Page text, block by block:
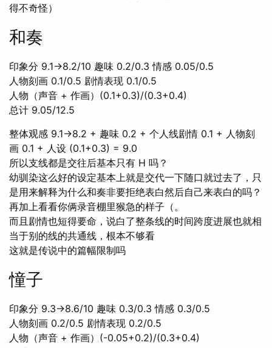
得不奇怪）
和奏
印象分 9.1→8.2/10 趣味 0.2/0.3 情感 0.05/0.5
人物刻画 0.1/0.5 剧情表现 0.1/0.5
人物（声音 + 作画）(0.1+0.3)/(0.3+0.4)
总计 9.05/12.5
整体观感 9.1→8.2 + 趣味 0.2 + 个人线剧情 0.1 + 人物刻
画 0.1 + 人设 (0.1+0.3) = 9.0
所以支线都是交往后基本只有 H 吗？
幼驯染这么好的设定基本上就是交代一下随口就过去了，只
是用来解释为什么和奏非要拒绝表白然后自己来表白的吗？
再加上看看你俩录音棚里猴急的样子（。
而且剧情也短得要命，说白了整条线的时间跨度进展也就相
当于别的线的共通线，根本不够看
这就是传说中的篇幅限制吗
憧子
印象分 9.3→8.6/10 趣味 0.3/0.3 情感 0.3/0.5
人物刻画 0.2/0.5 剧情表现 0.2/0.5
人物（声音 + 作画）(-0.05+0.2)/(0.3+0.4)